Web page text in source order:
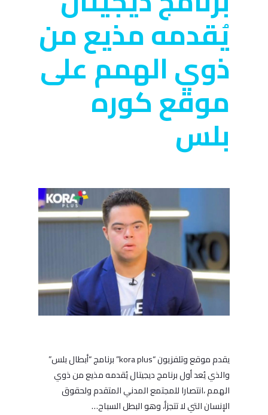
يُقدمه مذيع من
ذوي الهمم على
موقع كوره
بلس
يقدم موقع وتلفزيون “kora plus” برنامج “أبطال بلس”
والذي يُعد أول برنامج ديجيتال يُقدمه مذيع من ذوي
الهمم ،انتصارا للمجتمع المدني المتقدم ولحقوق
الإنسان التي لا تتجزأ، وهو البطل السباح…